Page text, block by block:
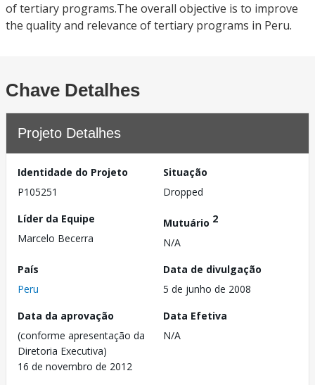
of tertiary programs.The overall objective is to improve
the quality and relevance of tertiary programs in Peru.
Chave Detalhes
Projeto Detalhes
Identidade do Projeto
P105251
Situação
Dropped
Líder da Equipe
Marcelo Becerra
Mutuário 2
N/A
País
Peru
Data de divulgação
5 de junho de 2008
Data da aprovação
(conforme apresentação da
Diretoria Executiva)
16 de novembro de 2012
Data Efetiva
N/A